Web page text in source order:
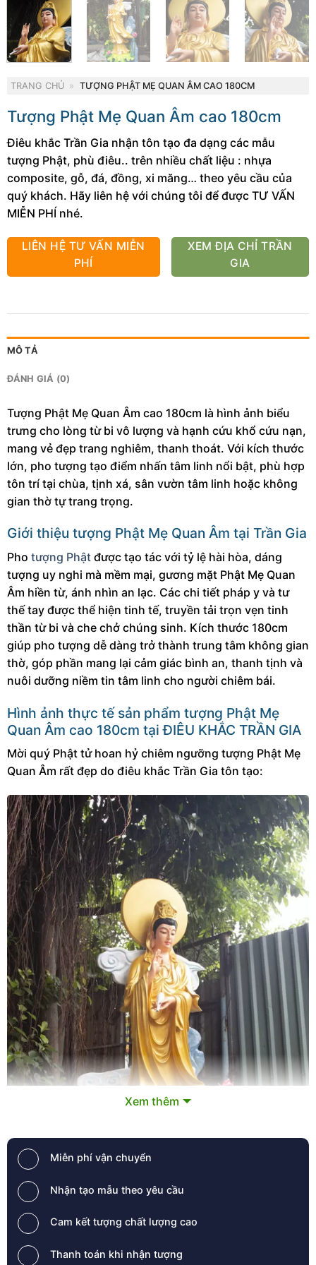
TRANG CHỦ » TƯỢNG PHẬT MẸ QUAN ÂM CAO 180CM
Tượng Phật Mẹ Quan Âm cao 180cm
Điêu khắc Trần Gia nhận tôn tạo đa dạng các mẫu
tượng Phật, phù điêu.. trên nhiều chất liệu : nhựa
composite, gỗ, đá, đồng, xi măng… theo yêu cầu của
quý khách. Hãy liên hệ với chúng tôi để được TƯ VẤN
MIỄN PHÍ nhé.
LIÊN HỆ TƯ VẤN MIỄN
PHÍ
XEM ĐỊA CHỈ TRẦN
GIA
MÔ TẢ
ĐÁNH GIÁ (0)
Tượng Phật Mẹ Quan Âm cao 180cm là hình ảnh biểu
trưng cho lòng từ bi vô lượng và hạnh cứu khổ cứu nạn,
mang vẻ đẹp trang nghiêm, thanh thoát. Với kích thước
lớn, pho tượng tạo điểm nhấn tâm linh nổi bật, phù hợp
tôn trí tại chùa, tịnh xá, sân vườn tâm linh hoặc không
gian thờ tự trang trọng.
Giới thiệu tượng Phật Mẹ Quan Âm tại Trần Gia
Pho tượng Phậtđược tạo tác với tỷ lệ hài hòa, dáng
tượng uy nghi mà mềm mại, gương mặt Phật Mẹ Quan
Âm hiền từ, ánh nhìn an lạc. Các chi tiết pháp y và tư
thế tay được thể hiện tinh tế, truyền tải trọn vẹn tinh
thần từ bi và che chở chúng sinh. Kích thước 180cm
giúp pho tượng dễ dàng trở thành trung tâm không gian
thờ, góp phần mang lại cảm giác bình an, thanh tịnh và
nuôi dưỡng niềm tin tâm linh cho người chiêm bái.
Hình ảnh thực tế sản phẩm tượng Phật Mẹ
Quan Âm cao 180cm tại ĐIÊU KHẮC TRẦN GIA
Mời quý Phật tử hoan hỷ chiêm ngưỡng tượng Phật Mẹ
Quan Âm rất đẹp do điêu khắc Trần Gia tôn tạo:
Xem thêm
Miễn phí vận chuyển
Nhận tạo mẫu theo yêu cầu
Cam kết tượng chất lượng cao
Thanh toán khi nhận tượng